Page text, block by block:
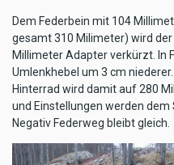
Dem Federbein mit 104
gesamt 310 Milimeter) wird
Millimeter Adapter verkürzt. In
Umlenkhebel um 3 cm
Hinterrad wird damit auf 280
und Einstellungen werden
Negativ Federweg bleibt gleich.